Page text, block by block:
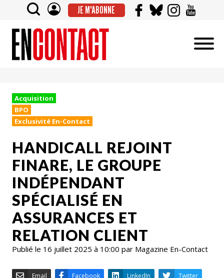
JE M'ABONNE
Acquisition
BPO
Exclusivité En-Contact
HANDICALL REJOINT
FINARE, LE GROUPE
INDÉPENDANT
SPÉCIALISÉ EN
ASSURANCES ET
RELATION CLIENT
Publié le 16 juillet 2025 à 10:00 par Magazine En-Contact